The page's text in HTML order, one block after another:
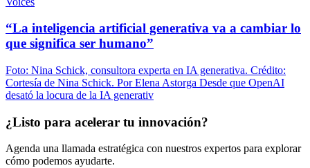
“La inteligencia artificial generativa va a cambiar lo
que significa ser humano”
Foto: Nina Schick, consultora experta en IA generativa. Crédito:
Cortesía de Nina Schick. Por Elena Astorga Desde que OpenAI
desató la locura de la IA generativ
¿Listo para acelerar tu innovación?
Agenda una llamada estratégica con nuestros expertos para explorar
cómo podemos ayudarte.